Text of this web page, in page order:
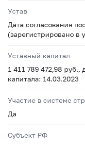
Устав
Дата согласования
(зарегистрировано в
Уставный капитал
1 411 789 472,98 руб.,
капитала: 14.03.2023
Участие в системе
Да
Субъект РФ